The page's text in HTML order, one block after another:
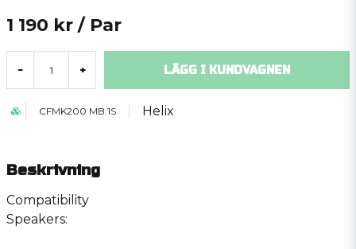
1 190 kr / Par
- + LÄGG I KUNDVAGNEN
CFMK200 MB.1S Helix
Beskrivning
Compatibility
Speakers: